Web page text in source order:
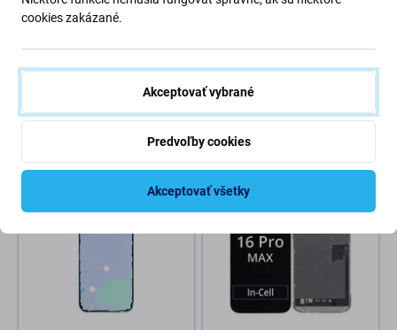
Tesniaca lepka pod Zadné
2,98 €
Apple
Kamery (Black Titanium)
109,98 €
OČAKÁVAME 1 ks,
cookies zakázané.
Akceptovať vybrané
Predvoľby cookies
Akceptovať všetky